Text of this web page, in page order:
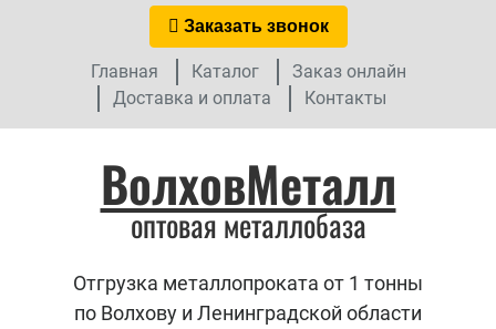
Заказать звонок
Главная Каталог
Заказ онлайн
Доставка и оплата
Контакты
ВолховМеталл
оптовая металлобаза
Отгрузка металлопроката от 1 тонны
по Волхову и Ленинградской области